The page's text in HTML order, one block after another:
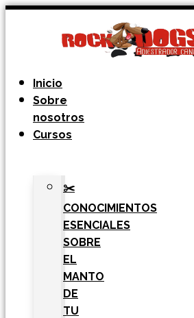
Ir
contenido
Inicio
Sobre
nosotros
Cursos
✂️
CONOCIMIENTOS
ESENCIALES
SOBRE
EL
MANTO
DE
TU